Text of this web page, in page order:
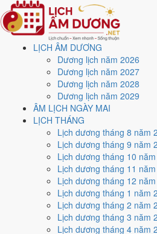
LỊCH ÂM DƯƠNG
Dương lịch năm 2026
Dương lịch năm 2027
Dương lịch năm 2028
Dương lịch năm 2029
ÂM LỊCH NGÀY MAI
LỊCH THÁNG
Lịch dương tháng 8 năm
Lịch dương tháng 9 năm
Lịch dương tháng 10
Lịch dương tháng 11
Lịch dương tháng 12
Lịch dương tháng 1 năm
Lịch dương tháng 2 năm
Lịch dương tháng 3 năm
Lịch dương tháng 4 năm
Trang chủ
Lịch năm 2022
Tháng 12/2022
Ngày 10/12/2022 (Đinh Dậu)
Xem ngày10/
dương lịch -
lịch (Đinh Dậu)
Ngày 10/12/2022 dương lịch (Thứ
, tức ngày Đinh Dậu- Can khắc Chi,
Sơn Hạ Hỏa. Tổng hòa, đây làNgày
cho các việc quan trọng. Giờ